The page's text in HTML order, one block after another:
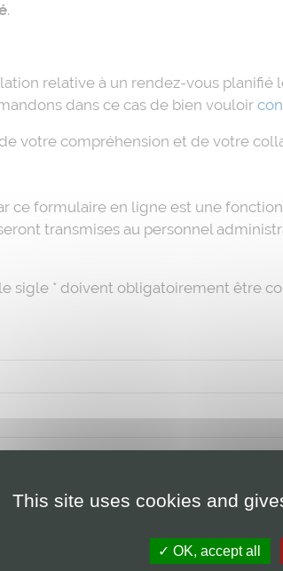
.
relative à un rendez-vous planifié
dans ce cas de bien vouloir
votre compréhension et de votre
ce formulaire en ligne est une
transmises au personnel
sigle * doivent obligatoirement être
This site uses cookies and
OK, accept all